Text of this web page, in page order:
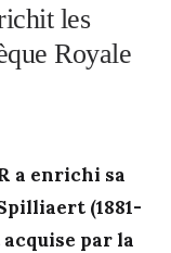
les
Royale
a enrichi sa
(1881-
acquise par la